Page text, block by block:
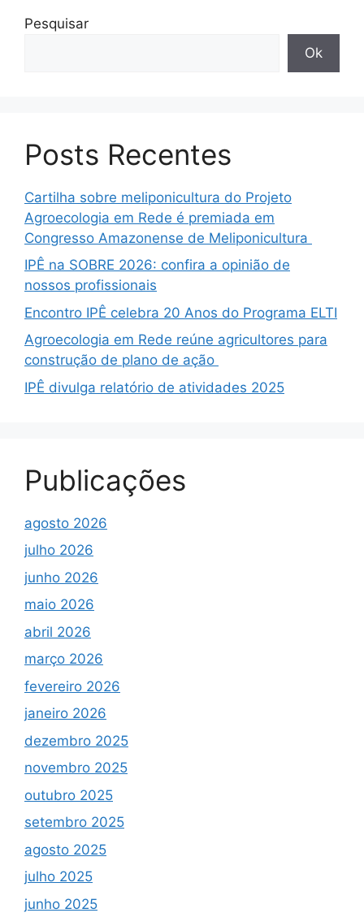
Pesquisar
Ok
Posts Recentes
Cartilha sobre meliponicultura do Projeto
Agroecologia em Rede é premiada em
Congresso Amazonense de Meliponicultura
IPÊ na SOBRE 2026: confira a opinião de
nossos profissionais
Encontro IPÊ celebra 20 Anos do Programa ELTI
Agroecologia em Rede reúne agricultores para
construção de plano de ação
IPÊ divulga relatório de atividades 2025
Publicações
agosto 2026
julho 2026
junho 2026
maio 2026
abril 2026
março 2026
fevereiro 2026
janeiro 2026
dezembro 2025
novembro 2025
outubro 2025
setembro 2025
agosto 2025
julho 2025
junho 2025